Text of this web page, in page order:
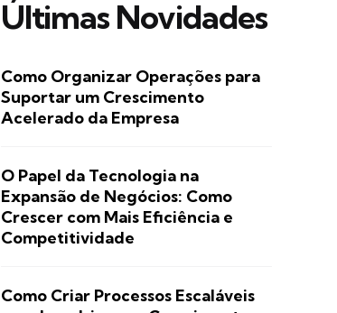
Últimas Novidades
Como Organizar Operações para
Suportar um Crescimento
Acelerado da Empresa
O Papel da Tecnologia na
Expansão de Negócios: Como
Crescer com Mais Eficiência e
Competitividade
Como Criar Processos Escaláveis